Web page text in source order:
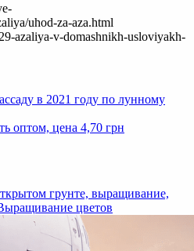
uhod-za-aza.html
azaliya-v-domashnikh-usloviyakh-
в 2021 году по лунному
оптом, цена 4,70 грн
грунте, выращивание,
цветов